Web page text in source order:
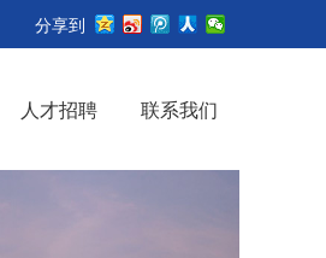
分享到
人才招聘 联系我们